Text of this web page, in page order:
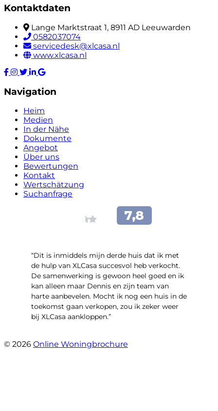
Kontaktdaten
Lange Marktstraat 1, 8911 AD Leeuwarden
0582037074
servicedesk@xlcasa.nl
www.xlcasa.nl
Navigation
Heim
Medien
In der Nähe
Dokumente
Angebot
Über uns
Bewertungen
Kontakt
Wertschätzung
Suchanfrage
“Dit is inmiddels mijn derde huis dat ik met
de hulp van XLCasa succesvol heb verkocht.
De samenwerking is gewoon heel goed en ik
kan alleen maar Dennis en zijn team van
harte aanbevelen. Mocht ik nog een huis in de
toekomst gaan verkopen, zou ik zeker weer
bij XLCasa aankloppen.”
© 2026 Online Woningbrochure